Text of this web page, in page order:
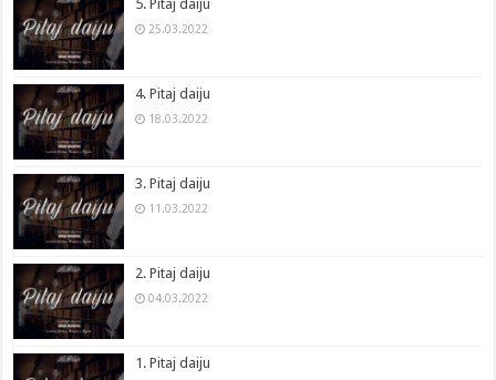
5. Pitaj daiju
25.03.2022
4. Pitaj daiju
18.03.2022
3. Pitaj daiju
11.03.2022
2. Pitaj daiju
04.03.2022
1. Pitaj daiju